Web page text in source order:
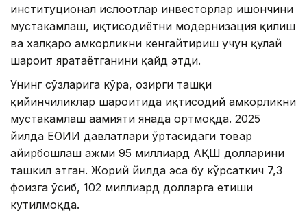
институционал ислоҳотлар инвесторлар ишончини
мустаҳкамлаш, иқтисодиётни модернизация қилиш
ва халқаро ҳамкорликни кенгайтириш учун қулай
шароит яратаётганини қайд этди.
Унинг сўзларига кўра, ҳозирги ташқи
қийинчиликлар шароитида иқтисодий ҳамкорликни
мустаҳкамлаш аҳамияти янада ортмоқда. 2025
йилда ЕОИИ давлатлари ўртасидаги товар
айирбошлаш ҳажми 95 миллиард АҚШ долларини
ташкил этган. Жорий йилда эса бу кўрсаткич 7,3
фоизга ўсиб, 102 миллиард долларга етиши
кутилмоқда.